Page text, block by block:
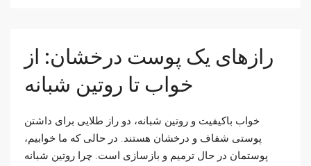
رازهای یک پوست درخشان: از
خواب تا روتین شبانه
خواب باکیفیت و روتین شبانه، دو راز طلایی برای داشتن
پوستی شفاف و درخشان هستند. در حالی که ما خوابیم،
پوستمان در حال ترمیم و بازسازی است. چرا روتین شبانه